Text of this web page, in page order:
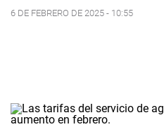
6 DE FEBRERO DE 2025 - 10:55